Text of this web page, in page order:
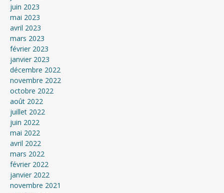
juin 2023
mai 2023
avril 2023
mars 2023
février 2023
janvier 2023
décembre 2022
novembre 2022
octobre 2022
août 2022
juillet 2022
juin 2022
mai 2022
avril 2022
mars 2022
février 2022
janvier 2022
novembre 2021